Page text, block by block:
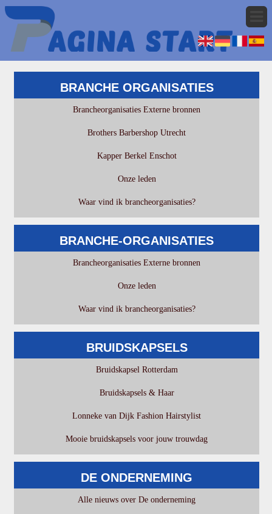
BRANCHE ORGANISATIES
Brancheorganisaties Externe bronnen
Brothers Barbershop Utrecht
Kapper Berkel Enschot
Onze leden
Waar vind ik brancheorganisaties?
BRANCHE-ORGANISATIES
Brancheorganisaties Externe bronnen
Onze leden
Waar vind ik brancheorganisaties?
BRUIDSKAPSELS
Bruidskapsel Rotterdam
Bruidskapsels & Haar
Lonneke van Dijk Fashion Hairstylist
Mooie bruidskapsels voor jouw trouwdag
DE ONDERNEMING
Alle nieuws over De onderneming